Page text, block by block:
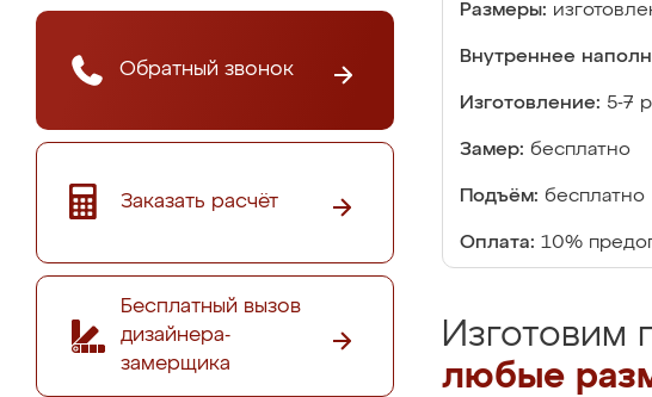
Обратный звонок
Заказать расчёт
Бесплатный вызов
дизайнера-
замерщика
Размеры:
Внутреннее
Изготовление: 5-7
Замер: бесплатно
Подъём: бесплатно
Оплата: 10%
Изготовим
любые